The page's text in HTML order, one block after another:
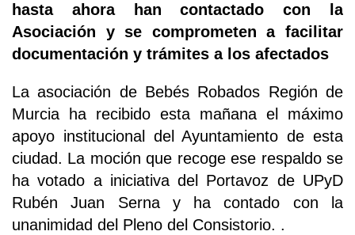
hasta ahora han contactado con la
Asociación y se comprometen a facilitar
documentación y trámites a los afectados
La asociación de Bebés Robados Región de
Murcia ha recibido esta mañana el máximo
apoyo institucional del Ayuntamiento de esta
ciudad. La moción que recoge ese respaldo se
ha votado a iniciativa del Portavoz de UPyD
Rubén Juan Serna y ha contado con la
unanimidad del Pleno del Consistorio. .